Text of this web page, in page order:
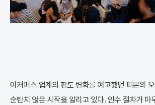
이커머스 업계의 판도 변화를 예고했던 티몬의
순탄치 않은 시작을 알리고 있다. 인수 절차가 마